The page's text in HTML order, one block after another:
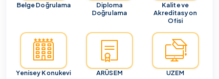
Belge Doğrulama
Diploma
Doğrulama
Kalite ve
Akreditasyon
Ofisi
Yenisey Konukevi ARÜSEM UZEM